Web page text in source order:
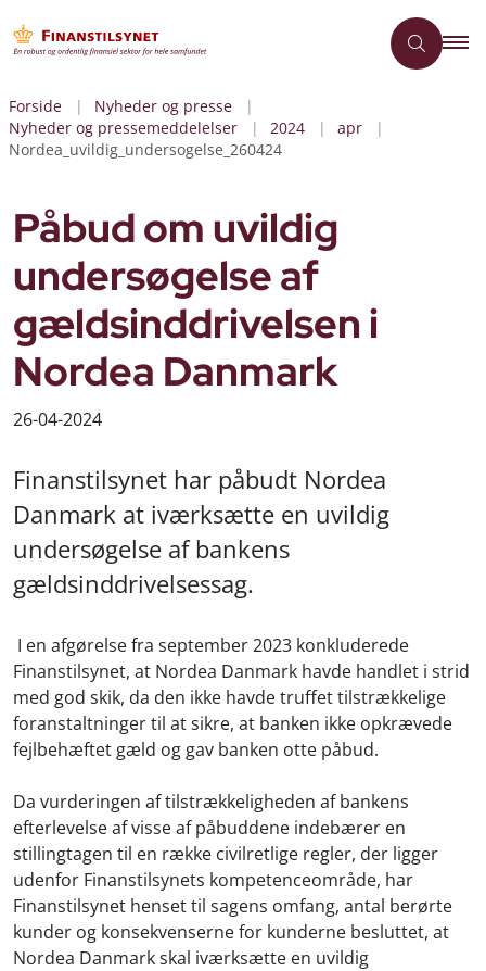
Forside
Nyheder og presse
Nyheder og pressemeddelelser
2024
apr
Nordea_uvildig_undersogelse_260424
Påbud om uvildig
undersøgelse af
gældsinddrivelsen i
Nordea Danmark
26-04-2024
Finanstilsynet har påbudt Nordea
Danmark at iværksætte en uvildig
undersøgelse af bankens
gældsinddrivelsessag.
I en afgørelse fra september 2023 konkluderede
Finanstilsynet, at Nordea Danmark havde handlet i strid
med god skik, da den ikke havde truffet tilstrækkelige
foranstaltninger til at sikre, at banken ikke opkrævede
fejlbehæftet gæld og gav banken otte påbud.
Da vurderingen af tilstrækkeligheden af bankens
efterlevelse af visse af påbuddene indebærer en
stillingtagen til en række civilretlige regler, der ligger
udenfor Finanstilsynets kompetenceområde, har
Finanstilsynet henset til sagens omfang, antal berørte
kunder og konsekvenserne for kunderne besluttet, at
Nordea Danmark skal iværksætte en uvildig